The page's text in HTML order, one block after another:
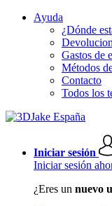
Ayuda
¿Dónde
Gastos de
Métodos
Contacto
Todos los
Iniciar sesión
Iniciar sesión
¿Eres un nuevo